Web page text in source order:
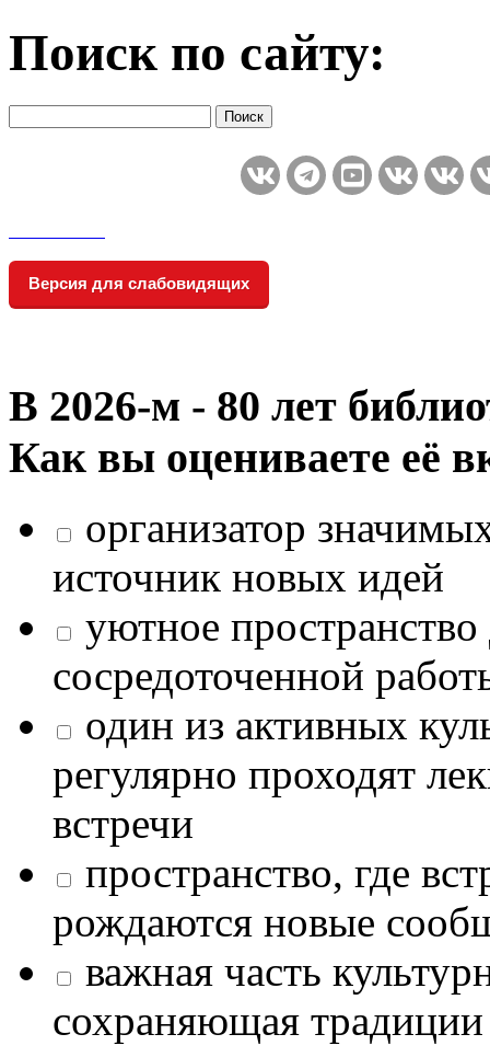
Поиск по сайту:
Версия для слабовидящих
В 2026‑м - 80 лет
Как вы оцениваете её
организатор
источник новых идей
уютное
сосредоточенной
один из активных
регулярно проходят
встречи
пространство, где
рождаются новые
важная часть
сохраняющая